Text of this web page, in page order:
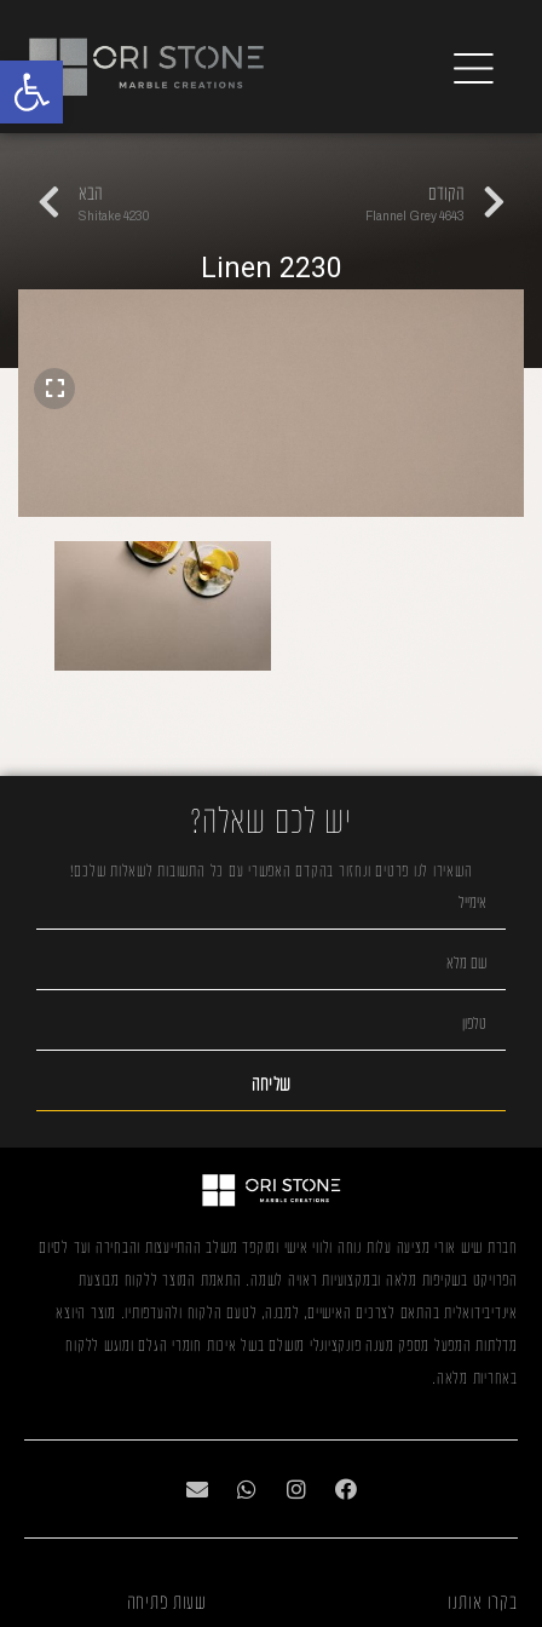
הקודם
4643 Flannel Grey
הבא
4230 Shitake
2230 Linen
יש לכם שאלה?
השאירו לנו פרטים ונחזור בהקדם האפשרי עם כל התשובות לשאלות שלכם!
שליחה
חברת שיש אורי מציעה עלות נוחה ולווי אישי ומוקפד משלב ההתייעצות והבחירה ועד לסיום
הפרויקט בשקיפות מלאה ובמקצועיות ראויה לשמה. התאמת המוצר ללקוח מבוצעת
אינדיבידואלית בהתאם לצרכים האישיים, למבנה, לטעם הלקוח ולהעדפותיו. מוצר היוצא
מדלתות המפעל מספק מענה פונקציונלי מושלם בשל איכות חומרי הגלם ומוגש ללקוח
באחריות מלאה.
בקרו אותנו שעות פתיחה